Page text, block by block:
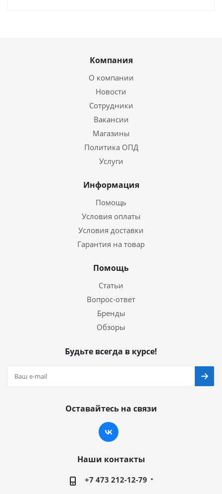
Компания
О компании
Новости
Сотрудники
Вакансии
Магазины
Политика ОПД
Услуги
Информация
Помощь
Условия оплаты
Условия доставки
Гарантия на товар
Помощь
Статьи
Вопрос-ответ
Бренды
Обзоры
Будьте всегда в курсе!
Оставайтесь на связи
Наши контакты
+7 473 212-12-79